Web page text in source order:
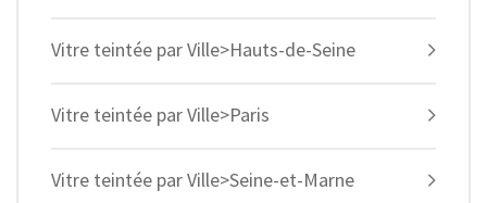
Vitre teintée par Ville>Hauts-de-Seine
Vitre teintée par Ville>Paris
Vitre teintée par Ville>Seine-et-Marne